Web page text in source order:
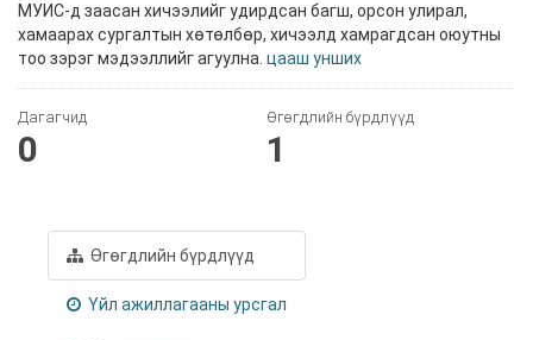
МУИС-д заасан хичээлийг удирдсан багш, орсон улирал,
хамаарах сургалтын хөтөлбөр, хичээлд хамрагдсан оюутны
тоо зэрэг мэдээллийг агуулна. цааш унших
Дагагчид
0
Өгөгдлийн бүрдлүүд
1
Өгөгдлийн бүрдлүүд
Үйл ажиллагааны урсгал